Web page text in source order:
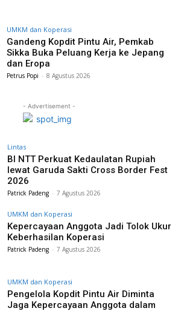
UMKM dan Koperasi
Gandeng Kopdit Pintu Air, Pemkab
Sikka Buka Peluang Kerja ke Jepang
dan Eropa
Petrus Popi - 8 Agustus 2026
- Advertisement -
Lintas
BI NTT Perkuat Kedaulatan Rupiah
lewat Garuda Sakti Cross Border Fest
2026
Patrick Padeng - 7 Agustus 2026
UMKM dan Koperasi
Kepercayaan Anggota Jadi Tolok Ukur
Keberhasilan Koperasi
Patrick Padeng - 7 Agustus 2026
UMKM dan Koperasi
Pengelola Kopdit Pintu Air Diminta
Jaga Kepercayaan Anggota dalam